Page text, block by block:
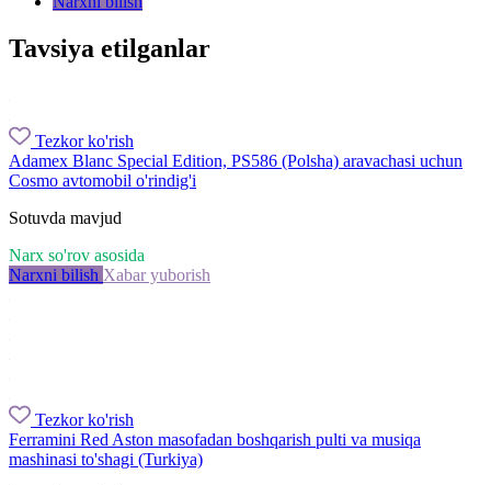
Tavsiya etilganlar
Tezkor ko'rish
Adamex Blanc Special Edition, PS586 (Polsha) aravachasi uchun
Cosmo avtomobil o'rindig'i
Sotuvda mavjud
Narx so'rov asosida
Narxni bilish Xabar yuborish
Tezkor ko'rish
Ferramini Red Aston masofadan boshqarish pulti va musiqa
mashinasi to'shagi (Turkiya)